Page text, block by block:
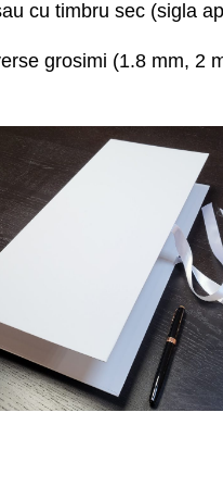
grosimi (1.8 mm, 2